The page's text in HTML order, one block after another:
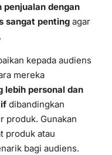
penjualan dengan
sangat pentingagar
kepada audiens
mereka
lebih personal dan
dibandingkan
produk. Gunakan
produk atau
bagi audiens.